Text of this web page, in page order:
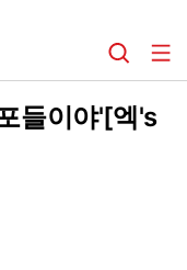
들이야'[엑's